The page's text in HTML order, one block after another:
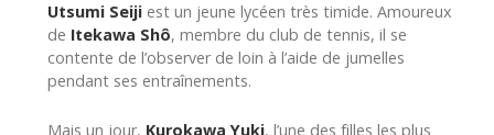
Utsumi Seiji est un jeune lycéen très timide. Amoureux
de Itekawa Shô, membre du club de tennis, il se
contente de l’observer de loin à l’aide de jumelles
pendant ses entraînements.
Mais un jour, Kurokawa Yuki, l’une des filles les plus